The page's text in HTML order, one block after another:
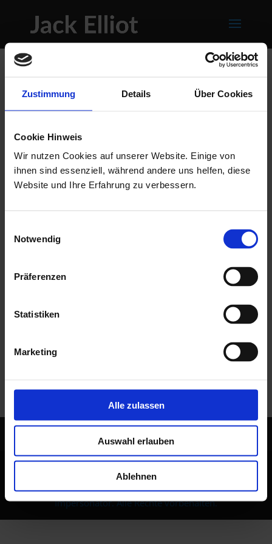
Zustimmung Details Über Cookies
Cookie Hinweis
Wir nutzen Cookies auf unserer Website. Einige von
ihnen sind essenziell, während andere uns helfen, diese
Website und Ihre Erfahrung zu verbessern.
Notwendig
Präferenzen
Statistiken
Marketing
Alle zulassen
Auswahl erlauben
Ablehnen
© 2022 Johnny Depp-Double / Jack Sparrow-
Impersonator. Alle Rechte vorbehalten.